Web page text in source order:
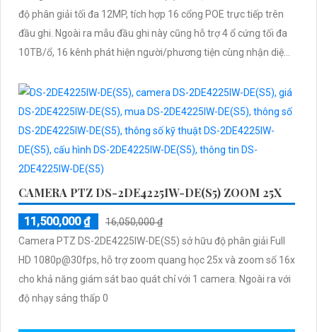
độ phân giải tối đa 12MP, tích hợp 16 cổng POE trực tiếp trên
đầu ghi. Ngoài ra mẫu đầu ghi này cũng hỗ trợ 4 ổ cứng tối đa
10TB/ổ, 16 kênh phát hiện người/phương tiện cùng nhận diện
CAMERA PTZ DS-2DE4225IW-DE(S5) ZOOM 25X
11,500,000 ₫
16,050,000 ₫
Camera PTZ DS-2DE4225IW-DE(S5) sở hữu độ phân giải Full
HD 1080p@30fps, hỗ trợ zoom quang học 25x và zoom số 16x
cho khả năng giám sát bao quát chỉ với 1 camera. Ngoài ra với
độ nhạy sáng thấp 0